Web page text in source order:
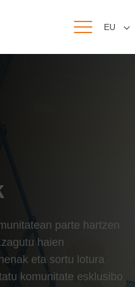
EU
parte hartzen
haien
eta sortu lotura
komunitate esklusibo